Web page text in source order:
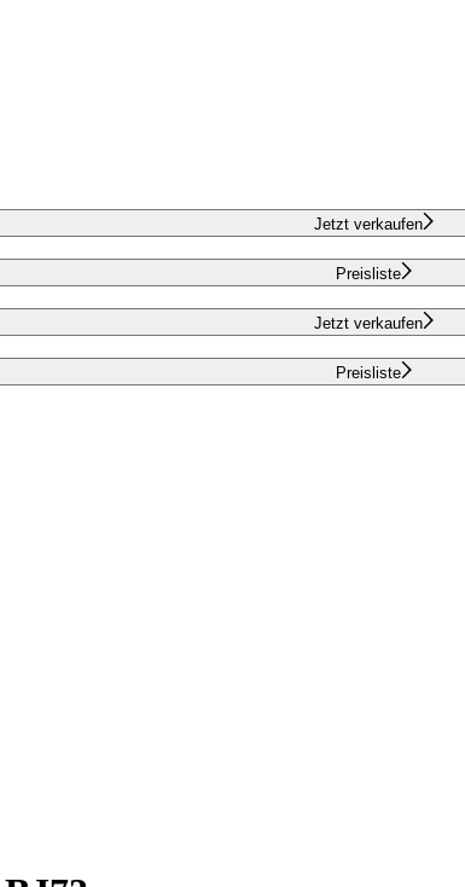
Jetzt verkaufen
Preisliste
Jetzt verkaufen
Preisliste